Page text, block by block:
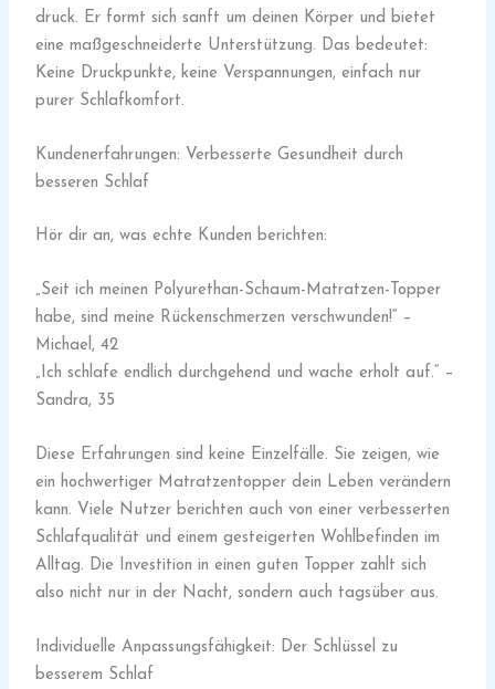
druck. Er formt sich sanft um deinen Körper und bietet
eine maßgeschneiderte Unterstützung. Das bedeutet:
Keine Druckpunkte, keine Verspannungen, einfach nur
purer Schlafkomfort.
Kundenerfahrungen: Verbesserte Gesundheit durch
besseren Schlaf
Hör dir an, was echte Kunden berichten:
„Seit ich meinen Polyurethan-Schaum-Matratzen-Topper
habe, sind meine Rückenschmerzen verschwunden!“ –
Michael, 42
„Ich schlafe endlich durchgehend und wache erholt auf.“ –
Sandra, 35
Diese Erfahrungen sind keine Einzelfälle. Sie zeigen, wie
ein hochwertiger Matratzentopper dein Leben verändern
kann. Viele Nutzer berichten auch von einer verbesserten
Schlafqualität und einem gesteigerten Wohlbefinden im
Alltag. Die Investition in einen guten Topper zahlt sich
also nicht nur in der Nacht, sondern auch tagsüber aus.
Individuelle Anpassungsfähigkeit: Der Schlüssel zu
besserem Schlaf